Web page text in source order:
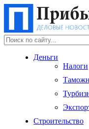
Деньги
Налоги
Строительство